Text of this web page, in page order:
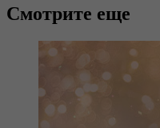
Смотрите еще